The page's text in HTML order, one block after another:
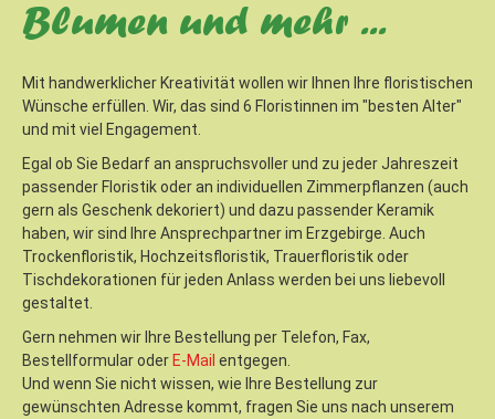
Blumen und mehr ...
Mit handwerklicher Kreativität wollen wir Ihnen Ihre floristischen
Wünsche erfüllen. Wir, das sind 6 Floristinnen im "besten Alter"
und mit viel Engagement.
Egal ob Sie Bedarf an anspruchsvoller und zu jeder Jahreszeit
passender Floristik oder an individuellen Zimmerpflanzen (auch
gern als Geschenk dekoriert) und dazu passender Keramik
haben, wir sind Ihre Ansprechpartner im Erzgebirge. Auch
Trockenfloristik, Hochzeitsfloristik, Trauerfloristik oder
Tischdekorationen für jeden Anlass werden bei uns liebevoll
gestaltet.
Gern nehmen wir Ihre Bestellung per Telefon, Fax,
Bestellformular oder E-Mail entgegen.
Und wenn Sie nicht wissen, wie Ihre Bestellung zur
gewünschten Adresse kommt, fragen Sie uns nach unserem